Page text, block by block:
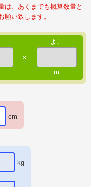
は、あくまでも概算数量と
願い致します。
×
よこ
m
cm
kg